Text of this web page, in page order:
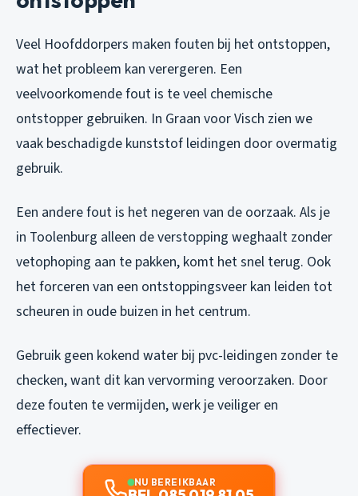
Veel Hoofddorpers maken fouten bij het ontstoppen,
wat het probleem kan verergeren. Een
veelvoorkomende fout is te veel chemische
ontstopper gebruiken. In Graan voor Visch zien we
vaak beschadigde kunststof leidingen door overmatig
gebruik.
Een andere fout is het negeren van de oorzaak. Als je
in Toolenburg alleen de verstopping weghaalt zonder
vetophoping aan te pakken, komt het snel terug. Ook
het forceren van een ontstoppingsveer kan leiden tot
scheuren in oude buizen in het centrum.
Gebruik geen kokend water bij pvc-leidingen zonder te
checken, want dit kan vervorming veroorzaken. Door
deze fouten te vermijden, werk je veiliger en
effectiever.
NU BEREIKBAAR